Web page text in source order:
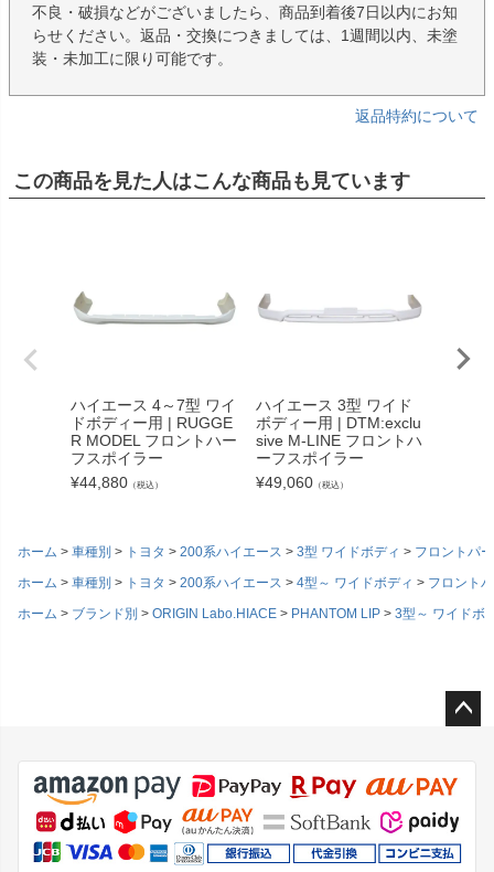
不良・破損などがございましたら、商品到着後7日以内にお知
らせください。返品・交換につきましては、1週間以内、未塗
装・未加工に限り可能です。
返品特約について
この商品を見た人はこんな商品も見ています
ハイエース 4～7型 ワイ
ドボディー用 | RUGGE
R MODEL フロントハー
フスポイラー
¥44,880 （税込）
ハイエース 3型 ワイド
ボディー用 | DTM:exclu
sive M-LINE フロントハ
ーフスポイラー
¥49,060 （税込）
ホーム 車種別 トヨタ 200系ハイエース 3型 ワイドボディ
フロントパ
ホーム
車種別 トヨタ 200系ハイエース 4型～ ワイドボディ
フロント
ホーム
ブランド別 ORIGIN Labo.HIACE PHANTOM LIP 3型～ ワイドボ
ジト
ップ
へ